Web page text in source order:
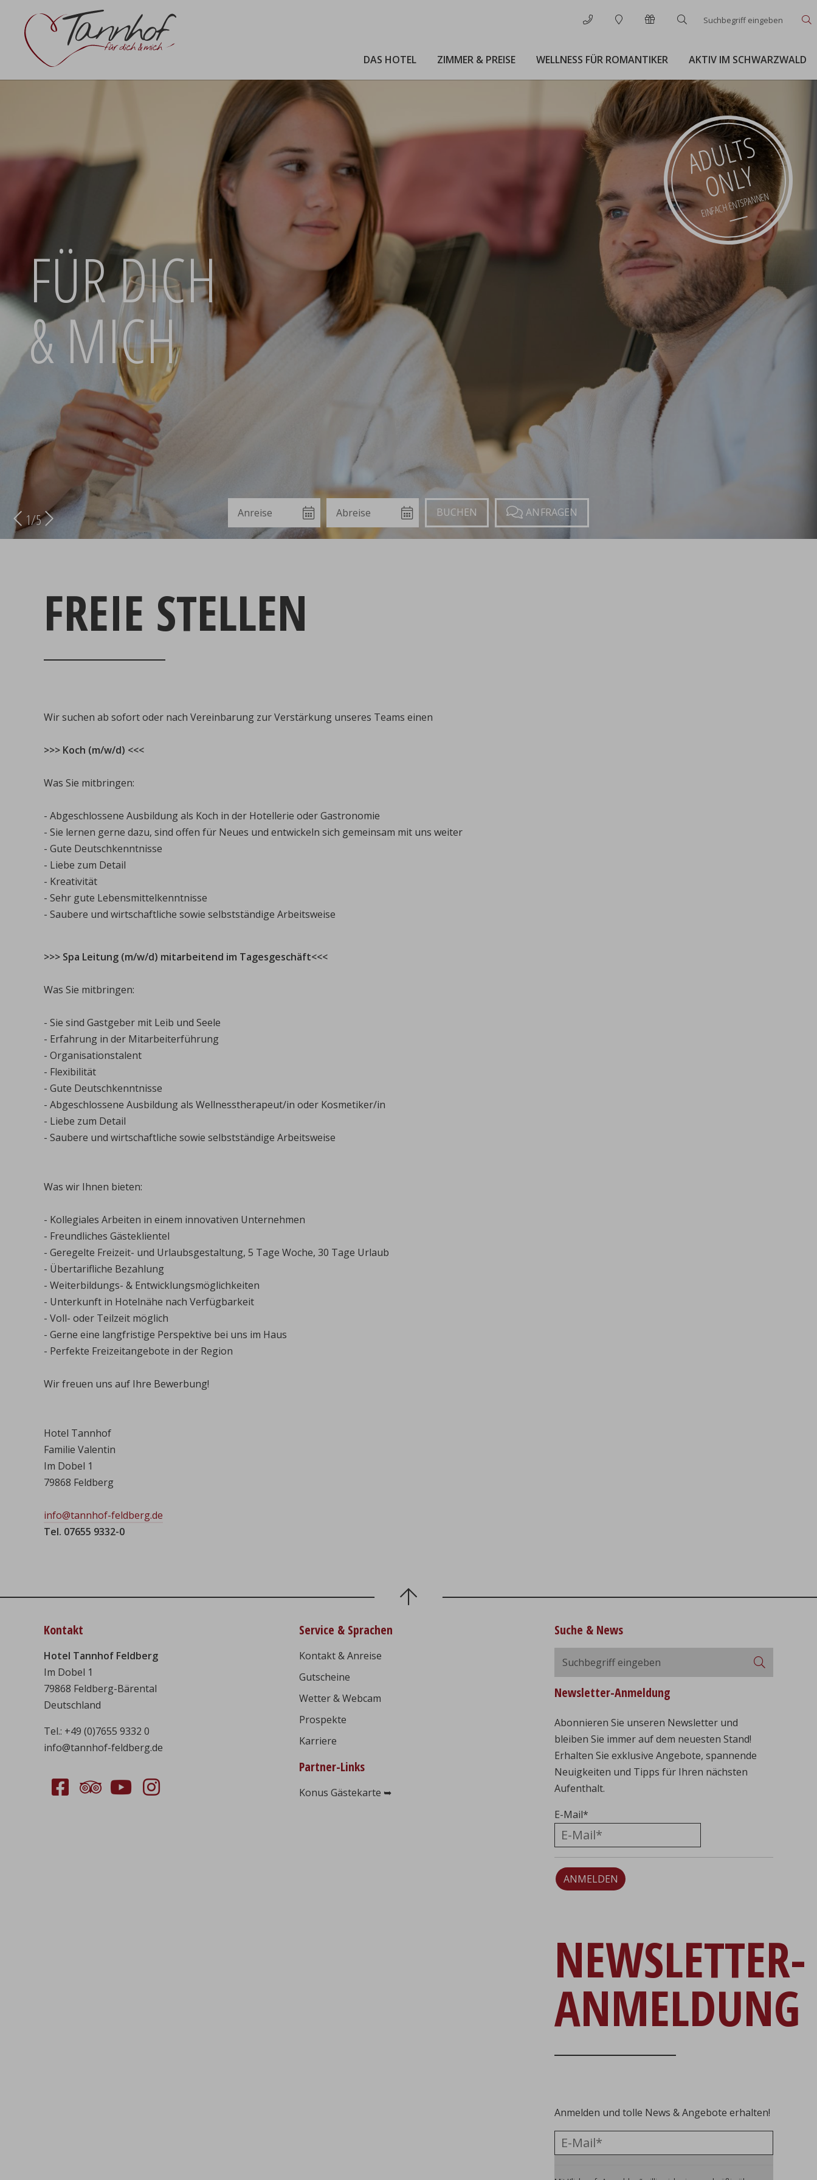
DAS HOTEL ZIMMER & PREISE WELLNESS FÜR ROMANTIKER AKTIV IM SCHWARZWALD
eingeben
2/5
FÜR DICH
& MICH
Anreise Abreise Buchen Anfragen
ADULTS
ONLY
EINFACH ENTSPANNEN
FREIE STELLEN
Wir suchen ab sofort oder nach Vereinbarung zur Verstärkung unseres Teams einen
>>> Koch (m/w/d) <<<
Was Sie mitbringen:
- Abgeschlossene Ausbildung als Koch in der Hotellerie oder Gastronomie
- Sie lernen gerne dazu, sind offen für Neues und entwickeln sich gemeinsam mit uns weiter
- Gute Deutschkenntnisse
- Liebe zum Detail
- Kreativität
- Sehr gute Lebensmittelkenntnisse
- Saubere und wirtschaftliche sowie selbstständige Arbeitsweise
>>> Spa Leitung (m/w/d) mitarbeitend im Tagesgeschäft<<<
Was Sie mitbringen:
- Sie sind Gastgeber mit Leib und Seele
- Erfahrung in der Mitarbeiterführung
- Organisationstalent
- Flexibilität
- Gute Deutschkenntnisse
- Abgeschlossene Ausbildung als Wellnesstherapeut/in oder Kosmetiker/in
- Liebe zum Detail
- Saubere und wirtschaftliche sowie selbstständige Arbeitsweise
Was wir Ihnen bieten:
- Kollegiales Arbeiten in einem innovativen Unternehmen
- Freundliches Gästeklientel
- Geregelte Freizeit- und Urlaubsgestaltung, 5 Tage Woche, 30 Tage Urlaub
- Übertarifliche Bezahlung
- Weiterbildungs- & Entwicklungsmöglichkeiten
- Unterkunft in Hotelnähe nach Verfügbarkeit
- Voll- oder Teilzeit möglich
- Gerne eine langfristige Perspektive bei uns im Haus
- Perfekte Freizeitangebote in der Region
Wir freuen uns auf Ihre Bewerbung!
Hotel Tannhof
Familie Valentin
Im Dobel 1
79868 Feldberg
info@tannhof-feldberg.de
Tel. 07655 9332-0
Kontakt
Hotel Tannhof Feldberg
Im Dobel 1
79868 Feldberg-Bärental
Deutschland
Tel.: +49 (0)7655 9332 0
info@tannhof-feldberg.de
Service & Sprachen
Kontakt & Anreise
Gutscheine
Wetter & Webcam
Prospekte
Karriere
Partner-Links
Konus Gästekarte ➥
Suche & News
eingeben
Newsletter-Anmeldung
Abonnieren Sie unseren Newsletter und
bleiben Sie immer auf dem neuesten Stand!
Erhalten Sie exklusive Angebote, spannende
Neuigkeiten und Tipps für Ihren nächsten
Aufenthalt.
E-Mail*
ANMELDEN
NEWSLETTER-
ANMELDUNG
Anmelden und tolle News & Angebote erhalten!